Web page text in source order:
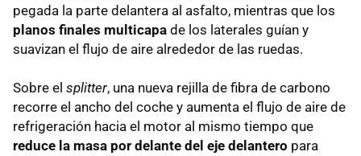
pegada la parte delantera al asfalto, mientras que los
planos finales multicapa de los laterales guían y
suavizan el flujo de aire alrededor de las ruedas.
Sobre el splitter, una nueva rejilla de fibra de carbono
recorre el ancho del coche y aumenta el flujo de aire de
refrigeración hacia el motor al mismo tiempo que
reduce la masa por delante del eje delantero para